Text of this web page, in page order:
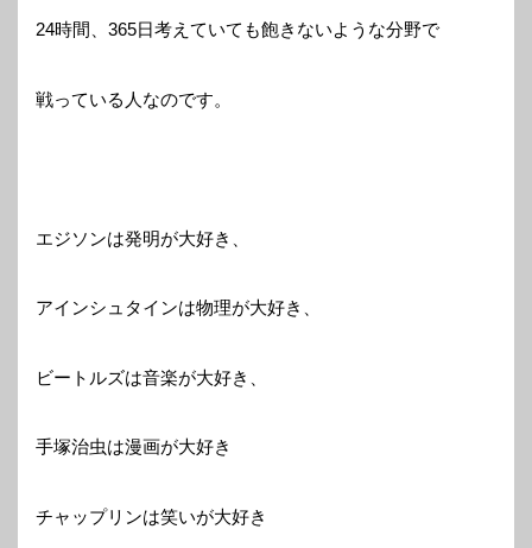
24時間、365日考えていても飽きないような分野で
戦っている人なのです。
エジソンは発明が大好き、
アインシュタインは物理が大好き、
ビートルズは音楽が大好き、
手塚治虫は漫画が大好き
チャップリンは笑いが大好き